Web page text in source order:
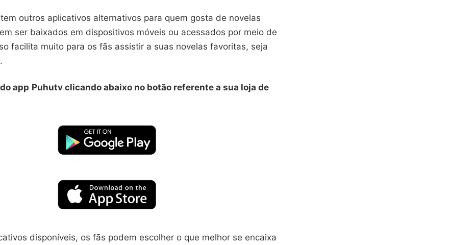
outros aplicativos alternativos para quem gosta de novelas
ser baixados em dispositivos móveis ou acessados por meio de
facilita muito para os fãs assistir a suas novelas favoritas, seja
app Puhutv clicando abaixo no botão referente a sua loja de
disponíveis, os fãs podem escolher o que melhor se encaixa